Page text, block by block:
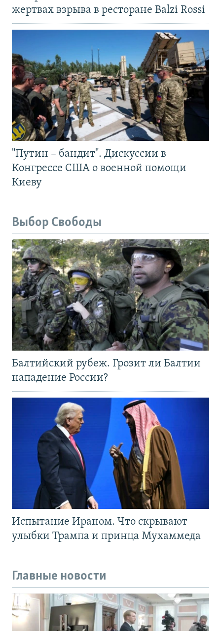
жертвах взрыва в ресторане Balzi Rossi
"Путин – бандит". Дискуссии в
Конгрессе США о военной помощи
Киеву
Выбор Свободы
Балтийский рубеж. Грозит ли Балтии
нападение России?
Испытание Ираном. Что скрывают
улыбки Трампа и принца Мухаммеда
Главные новости